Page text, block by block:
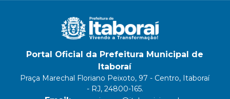
Portal Oficial da Prefeitura Municipal de
Itaboraí
Praça Marechal Floriano Peixoto, 97 - Centro, Itaboraí
- RJ, 24800-165.